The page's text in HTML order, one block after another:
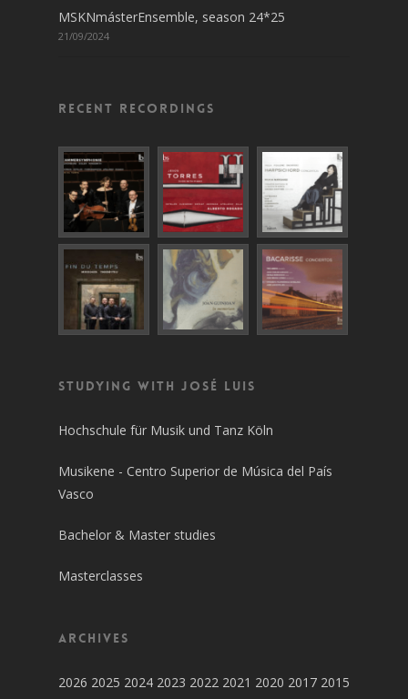
MSKNmásterEnsemble, season 24*25
21/09/2024
Recent recordings
Studying with José Luis
Hochschule für Musik und Tanz Köln
Musikene - Centro Superior de Música del País
Vasco
Bachelor & Master studies
Masterclasses
Archives
2026 2025 2024 2023 2022 2021 2020 2017 2015